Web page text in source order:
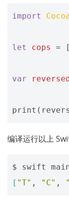
import
let cops = [
var
print (
编译运行以上
[ "T" , "C" ,